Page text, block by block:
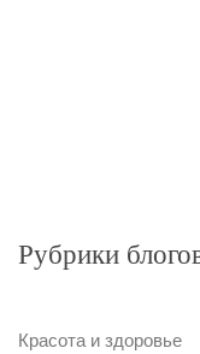
Рубрики
Красота и здоровье